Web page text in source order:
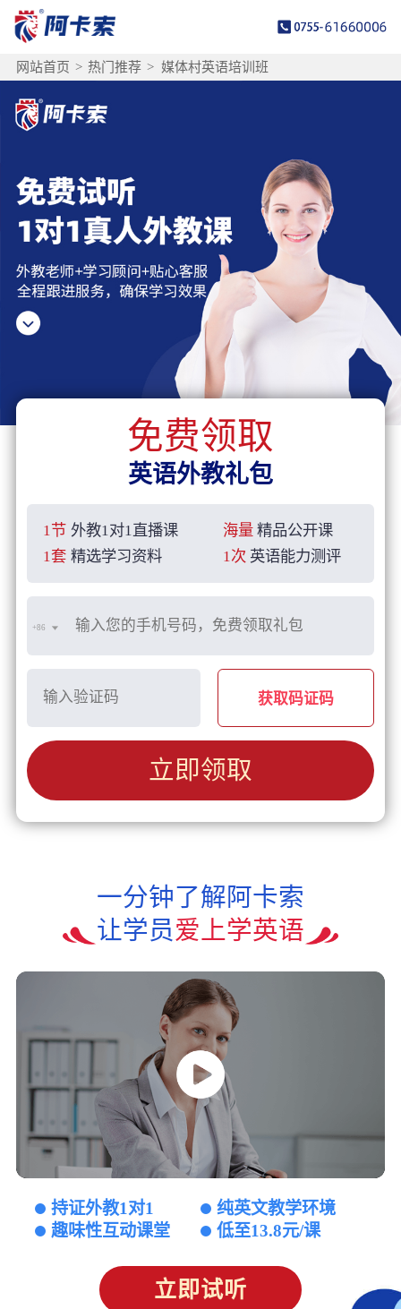
网站首页 > 热门推荐 > 媒体村英语培训班
免费领取
英语外教礼包
1节 外教1对1直播课 海量 精品公开课
1套 精选学习资料 1次 英语能力测评
+86
获取码证码
立即领取
一分钟了解阿卡索
让学员爱上学英语
持证外教1对1
纯英文教学环境
趣味性互动课堂
低至13.8元/课
立即试听